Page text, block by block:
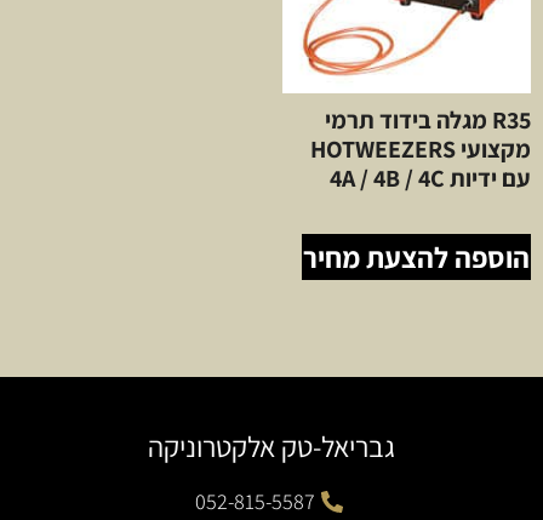
R35 מגלה בידוד תרמי
מקצועי HOTWEEZERS
עם ידיות 4A / 4B / 4C
הוספה להצעת מחיר
גבריאל-טק אלקטרוניקה
052-815-5587